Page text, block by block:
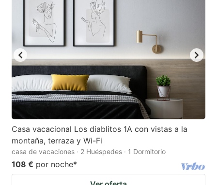
Casa vacacional Los diablitos 1A con vistas a la
montaña, terraza y Wi-Fi
casa de vacaciones · 2 Huéspedes · 1 Dormitorio
108 € por noche*